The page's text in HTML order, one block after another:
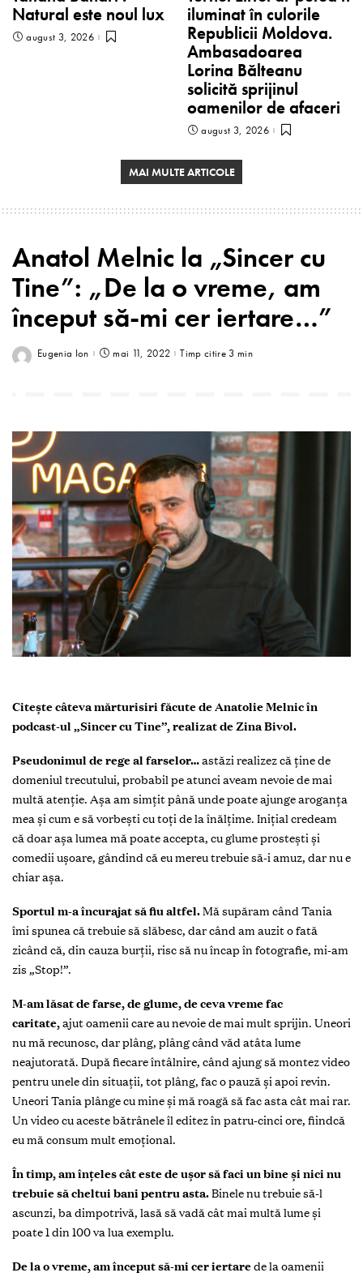
Natural este noul lux
august 3, 2026
iluminat în culorile
Republicii Moldova.
Ambasadoarea
Lorina Bălteanu
solicită sprijinul
oamenilor de afaceri
august 3, 2026
MAI MULTE ARTICOLE
Anatol Melnic la „Sincer cu
Tine”: „De la o vreme, am
început să-mi cer iertare…”
Eugenia Ion mai 11, 2022 Timp citire 3 min
Citește câteva mărturisiri făcute de Anatolie Melnicîn
podcast-ul „Sincer cu Tine”, realizat de Zina Bivol.
Pseudonimul de rege al farselor…astăzi realizez că ţine de
domeniul trecutului, probabil pe atunci aveam nevoie de mai
multă atenţie. Așa am simţit până unde poate ajunge aroganţa
mea și cum e să vorbești cu toţi de la înălţime. Iniţial credeam
că doar așa lumea mă poate accepta, cu glume prostești și
comedii ușoare, gândind că eu mereu trebuie să-i amuz, dar nu e
chiar așa.
Sportul m-a încurajat să fiu altfel.Mă supăram când Tania
îmi spunea că trebuie să slăbesc, dar când am auzit o fată
zicând că, din cauza burţii, risc să nu încap în fotografie, mi-am
zis „Stop!”.
M-am lăsat de farse, de glume, de ceva vreme fac
caritate,ajut oamenii care au nevoie de mai mult sprijin. Uneori
nu mă recunosc, dar plâng, plâng când văd atâta lume
neajutorată. După fiecare întâlnire, când ajung să montez video
pentru unele din situaţii, tot plâng, fac o pauză și apoi revin.
Uneori Tania plânge cu mine și mă roagă să fac asta cât mai rar.
Un video cu aceste bătrânele îl editez în patru-cinci ore, fiindcă
eu mă consum mult emoţional.
În timp, am înţeles cât este de ușor să faci un bine și nici nu
trebuie să cheltui bani pentru asta.Binele nu trebuie să-l
ascunzi, ba dimpotrivă, lasă să vadă cât mai multă lume și
poate 1 din 100 va lua exemplu.
De la o vreme, am început să-mi cer iertarede la oamenii